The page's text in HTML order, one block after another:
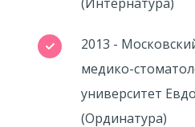
2013 -
медико-
университет
(Ординатура)